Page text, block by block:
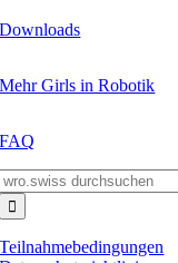
Downloads
Mehr Girls in Robotik
FAQ
Teilnahmebedingungen